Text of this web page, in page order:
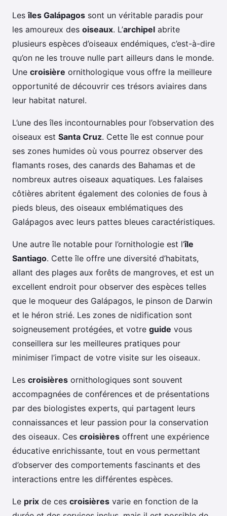
Lesîles Galápagos sont un véritable paradis pour
les amoureux des oiseaux. L’archipel abrite
plusieurs espèces d’oiseaux endémiques, c’est-à-dire
qu’on ne les trouve nulle part ailleurs dans le monde.
Une croisière ornithologique vous offre la meilleure
opportunité de découvrir ces trésors aviaires dans
leur habitat naturel.
L’une des îles incontournables pour l’observation des
oiseaux est Santa Cruz. Cette île est connue pour
ses zones humides où vous pourrez observer des
flamants roses, des canards des Bahamas et de
nombreux autres oiseaux aquatiques. Les falaises
côtières abritent également des colonies de fous à
pieds bleus, des oiseaux emblématiques des
Galápagos avec leurs pattes bleues caractéristiques.
Une autre île notable pour l’ornithologie est l’île
Santiago. Cette île offre une diversité d’habitats,
allant des plages aux forêts de mangroves, et est un
excellent endroit pour observer des espèces telles
que le moqueur des Galápagos, le pinson de Darwin
et le héron strié. Les zones de nidification sont
soigneusement protégées, et votre guide vous
conseillera sur les meilleures pratiques pour
minimiser l’impact de votre visite sur les oiseaux.
Les croisières ornithologiques sont souvent
accompagnées de conférences et de présentations
par des biologistes experts, qui partagent leurs
connaissances et leur passion pour la conservation
des oiseaux. Ces croisières offrent une expérience
éducative enrichissante, tout en vous permettant
d’observer des comportements fascinants et des
interactions entre les différentes espèces.
Le prix de ces croisières varie en fonction de la